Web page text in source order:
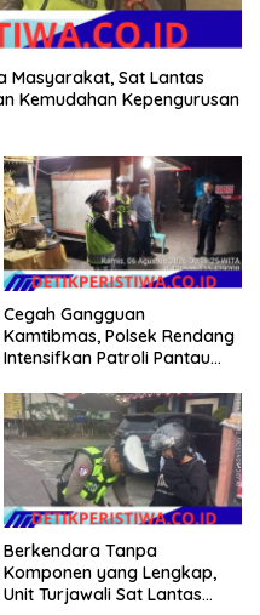
Masyarakat, Sat Lantas
Kemudahan Kepengurusan
Cegah Gangguan
Kamtibmas, Polsek Rendang
Intensifkan Patroli Pantau
Berkendara Tanpa
Komponen yang Lengkap,
Unit Turjawali Sat Lantas